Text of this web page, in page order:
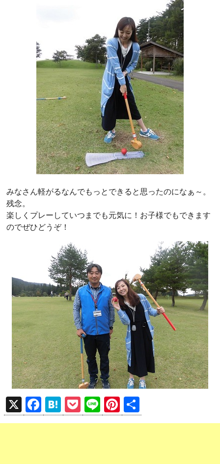
みなさん軽がるなんでもっとできると思ったのになぁ～。
残念。
楽しくプレーしていつまでも元気に！お子様でもできます
のでぜひどうぞ！
X
F
a
H
at
P
o
Li
n
Pi
nt 有